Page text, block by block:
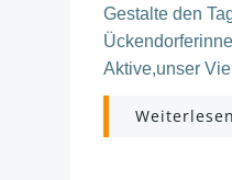
Gestalte den
Aktive,unser
Weiterlesen